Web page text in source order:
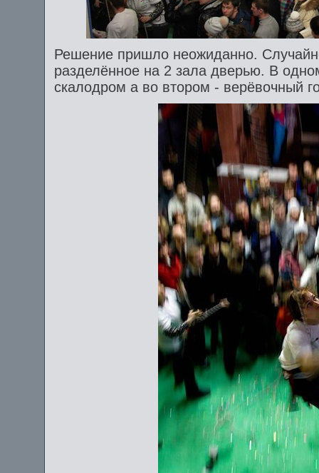
Решение пришло неожиданно.
разделённое на 2 зала дверью. В
скалодром а во втором - верёвочный